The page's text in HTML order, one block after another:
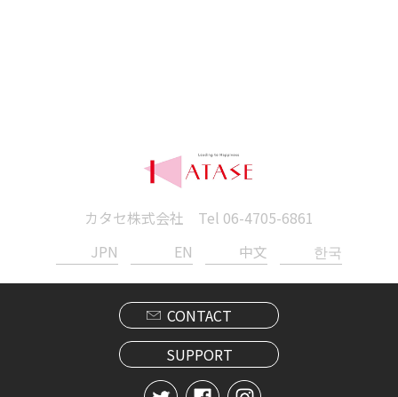
カタセ株式会社 Tel 06-4705-6861
JPN
EN 中文 한국
CONTACT
SUPPORT